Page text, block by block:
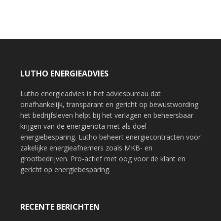
LUTHO ENERGIEADVIES
Lutho energieadvies is het adviesbureau dat
onafhankelijk, transparant en gericht op bewustwording
het bedrijfsleven helpt bij het verlagen en beheersbaar
krijgen van de energienota met als doel
energiebesparing. Lutho beheert energiecontracten voor
zakelijke energieafnemers zoals MKB- en
grootbedrijven. Pro-actief met oog voor de klant en
gericht op energiebesparing.
RECENTE BERICHTEN